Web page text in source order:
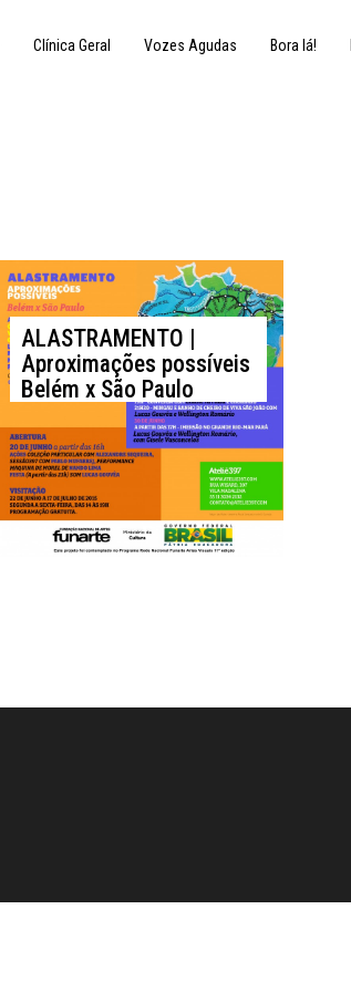
Clínica Geral Vozes Agudas Bora lá!
16 de junho de 2015
ALASTRAMENTO |
Aproximações possíveis
Belém x São Paulo